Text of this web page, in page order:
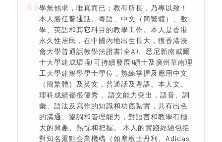
學無他求，唯真而已；教有所長，乃專以致！
本人勝任普通話、粵語、中文（簡繁體）、數
學、英語和其它科目的教學工作。本人是香港
永久性居民，在中國內地出生長大，獲香港浸
會大學普通話教學法證書(全A)、悉尼新南威爾
士大學建成環境(可持續發展)碩士及廣州華南理
工大學建築學學士學位，熟練掌握及應用中文
（簡繁體）及英文，普通話及粵語。本人文、
理科成績都很優秀， 語文能力突出，語音、詞
彙、語法及寫作的知識和功底紮實，具有出色
的溝通、協調和管理能力，對語言和教學有極
大的興趣、熱忱和把握。 本人的實踐經驗包括
對知名重點企業機構（如摩根士丹利、Adidas